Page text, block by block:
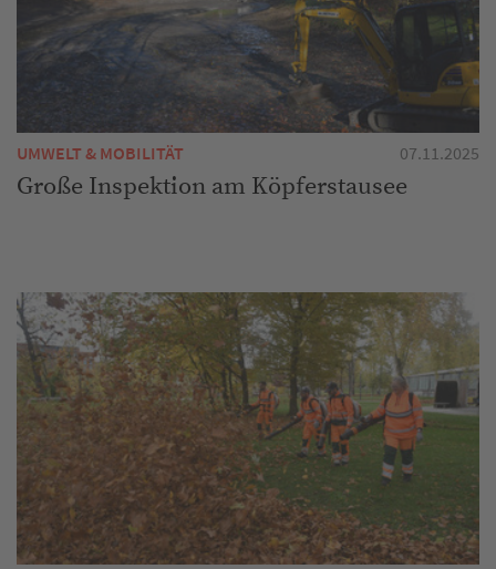
UMWELT & MOBILITÄT 07.11.2025
Große Inspektion am Köpferstausee